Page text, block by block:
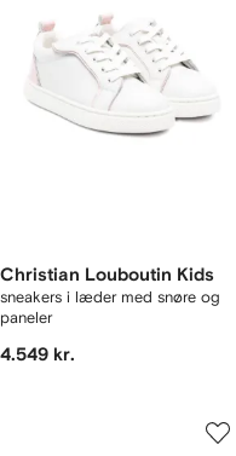
Christian Louboutin Kids
sneakers i læder med snøre og
paneler
4.549 kr.